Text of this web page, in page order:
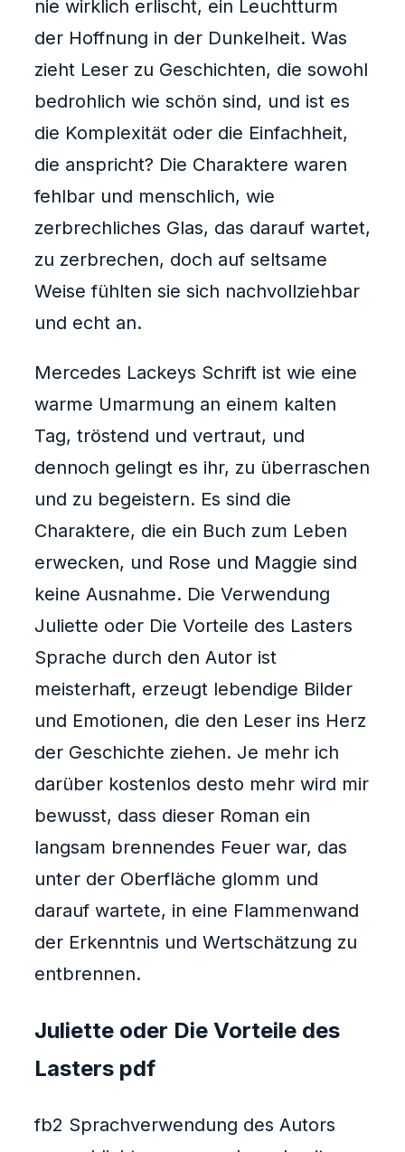
nie wirklich erlischt, ein Leuchtturm
der Hoffnung in der Dunkelheit. Was
zieht Leser zu Geschichten, die sowohl
bedrohlich wie schön sind, und ist es
die Komplexität oder die Einfachheit,
die anspricht? Die Charaktere waren
fehlbar und menschlich, wie
zerbrechliches Glas, das darauf wartet,
zu zerbrechen, doch auf seltsame
Weise fühlten sie sich nachvollziehbar
und echt an.
Mercedes Lackeys Schrift ist wie eine
warme Umarmung an einem kalten
Tag, tröstend und vertraut, und
dennoch gelingt es ihr, zu überraschen
und zu begeistern. Es sind die
Charaktere, die ein Buch zum Leben
erwecken, und Rose und Maggie sind
keine Ausnahme. Die Verwendung
Juliette oder Die Vorteile des Lasters
Sprache durch den Autor ist
meisterhaft, erzeugt lebendige Bilder
und Emotionen, die den Leser ins Herz
der Geschichte ziehen. Je mehr ich
darüber kostenlos desto mehr wird mir
bewusst, dass dieser Roman ein
langsam brennendes Feuer war, das
unter der Oberfläche glomm und
darauf wartete, in eine Flammenwand
der Erkenntnis und Wertschätzung zu
entbrennen.
Juliette oder Die Vorteile des
Lasters pdf
fb2 Sprachverwendung des Autors